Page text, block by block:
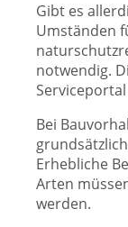
Gibt es
Umständen
notwendig.
Bei
Erhebliche
Arten
werden.